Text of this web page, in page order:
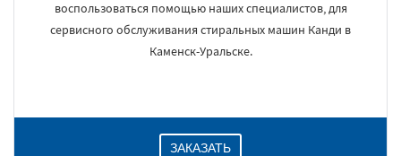
воспользоваться помощью наших специалистов, для
сервисного обслуживания стиральных машин Канди в
Каменск-Уральске.
ЗАКАЗАТЬ